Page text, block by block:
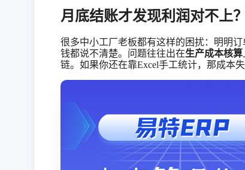
月底结账才发现利润对不上
很多中小工厂老板都有这样的困扰：明明
钱都说不清楚。问题往往出在生产成本核算
链。如果你还在靠Excel手工统计，那成本